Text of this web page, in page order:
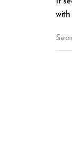
with